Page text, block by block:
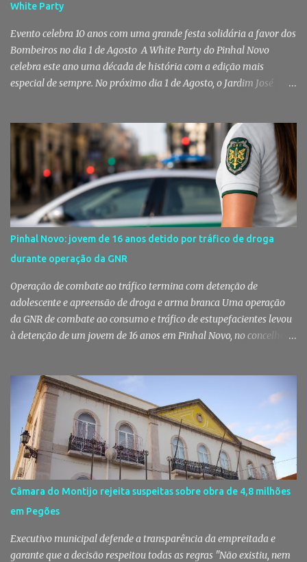
White Party
Evento celebra 10 anos com uma grande festa solidária a favor dos
Bombeiros no dia 1 de Agosto A White Party do Pinhal Novo
celebra este ano uma década de história com a edição mais
especial de sempre. No próximo dia 1 de Agosto, o Jardim José
que parte das receitas reverterá para a Associação Humanitária
dos Bombeiros Voluntários do Pinhal Novo, reforçando o espírito
comunitário que sempre distinguiu este evento. O branco é a cor
essencial da festa de 1 de Agosto no Pinhal Novo 10 anos depois da
primeira edição, a White Party continua a ser muito mais do que
uma pista de dança ao ar livre. É um ponto de encontro entre
gerações, um momento de reencontro entre amigos e famílias,
mas também o reflexo daquilo que distingue o Pinhal Novo: a
capacidade de transformar uma ideia simples numa tradição que
mobiliza milhares de pessoas. Todos os anos, quando ch...
Pinhal Novo: jovem de 16 anos detido por tráfico de droga
durante operação da GNR
Operação de combate ao tráfico termina com detenção de
adolescente e apreensão de droga e arma branca Uma operação
da GNR de combate ao consumo e tráfico de estupefacientes levou
à detenção de um jovem de 16 anos em Pinhal Novo, no concelho
das autoridades sobre este tipo de criminalidade no distrito de
Setúbal. Droga, arma branca e dinheiro apreendidos pela GNR Um
jovem de 16 anos foi detido na segunda-feira, 28 de Julho, por
suspeitas da prática do crime de tráfico de estupefacientes, na
localidade de Pinhal Novo. A detenção foi efetuada pelo Comando
Territorial de Setúbal da GNR, através do Posto Territorial de
Pinhal Novo, no âmbito de uma operação de fiscalização
especialmente direcionada para o combate ao consumo e tráfico
de droga. Segundo a GNR, "os militares da Guarda identificaram
vários indivíduos" durante a ação policial realizada em Pi...
Câmara do Montijo rejeita suspeitas sobre obra de 4,8 milhões
em Pegões
Executivo municipal defende a transparência da empreitada e
garante que a decisão respeitou todas as regras "Não existiu, nem